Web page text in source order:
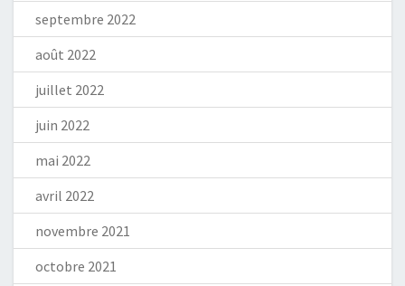
septembre 2022
août 2022
juillet 2022
juin 2022
mai 2022
avril 2022
novembre 2021
octobre 2021